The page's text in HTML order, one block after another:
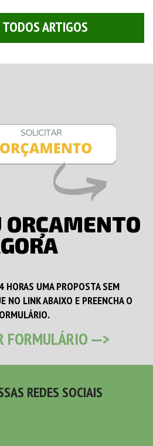
TODOS ARTIGOS
ORÇAMENTO
HORAS UMA PROPOSTA SEM
NO LINK ABAIXO E PREENCHA O
FORMULÁRIO --->
REDES SOCIAIS